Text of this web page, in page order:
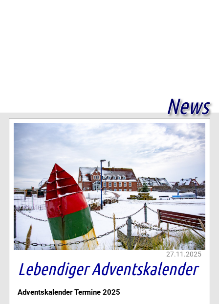
News
27.11.2025
Lebendiger Adventskalender
Adventskalender Termine 2025